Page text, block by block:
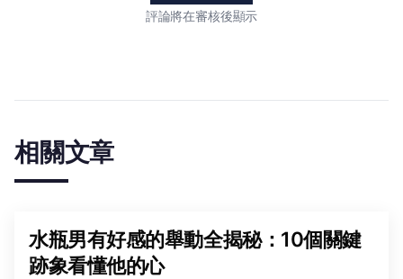
評論將在審核後顯示
相關文章
水瓶男有好感的舉動全揭秘：10個關鍵
跡象看懂他的心